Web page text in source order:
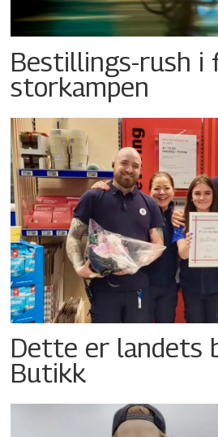
Bestillings-rush i
storkampen
Dette er landets
Butikk